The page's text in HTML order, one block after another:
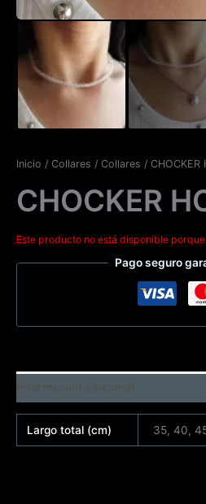
Inicio / Collares / Collares / CHOCKER
CHOCKER
Este producto no está disponible
Pago seguro
Largo total (cm) 35, 40,